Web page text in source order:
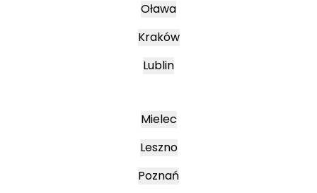
Oława
Kraków
Lublin
Mielec
Leszno
Poznań